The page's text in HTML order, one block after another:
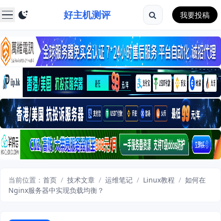
好主机测评 我要投稿
当前位置： 首页 / 技术文章 / 运维笔记 / Linux教程 / 如何在
Nginx服务器中实现负载均衡？